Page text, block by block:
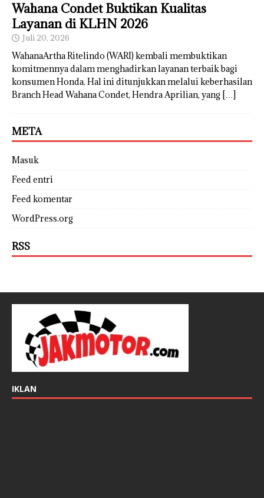
Wahana Condet Buktikan Kualitas
Layanan di KLHN 2026
Juli 20, 2026
WahanaArtha Ritelindo (WARI) kembali membuktikan
komitmennya dalam menghadirkan layanan terbaik bagi
konsumen Honda. Hal ini ditunjukkan melalui keberhasilan
Branch Head Wahana Condet, Hendra Aprilian, yang […]
META
Masuk
Feed entri
Feed komentar
WordPress.org
RSS
IKLAN